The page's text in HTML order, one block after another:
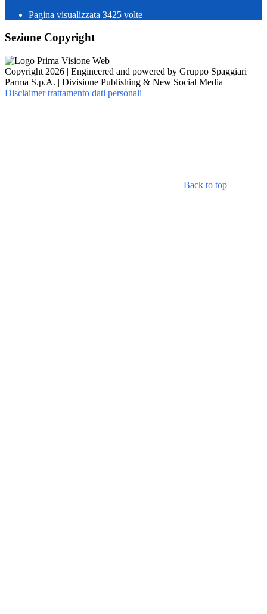
Pagina visualizzata 3425 volte
Sezione Copyright
Copyright 2026 | Engineered and powered by Gruppo Spaggiari
Parma S.p.A. | Divisione Publishing & New Social Media
Disclaimer trattamento dati personali
Back to top